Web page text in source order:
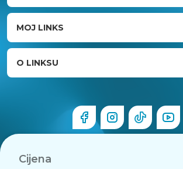
Cijena
MOJ LINKS
O LINKSU